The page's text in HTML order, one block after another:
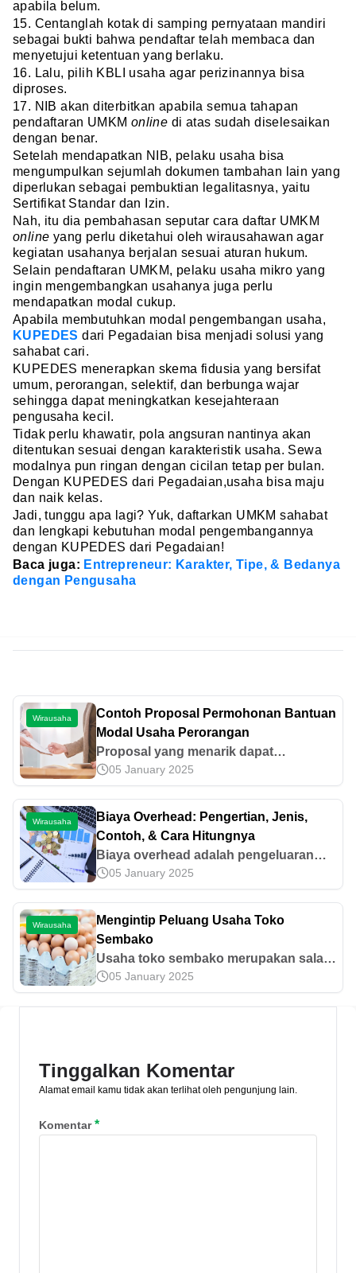
apabila belum.
15. Centanglah kotak di samping pernyataan mandiri
sebagai bukti bahwa pendaftar telah membaca dan
menyetujui ketentuan yang berlaku.
16. Lalu, pilih KBLI usaha agar perizinannya bisa
diproses.
17. NIB akan diterbitkan apabila semua tahapan
pendaftaran UMKM online di atas sudah diselesaikan
dengan benar.
Setelah mendapatkan NIB, pelaku usaha bisa
mengumpulkan sejumlah dokumen tambahan lain yang
diperlukan sebagai pembuktian legalitasnya, yaitu
Sertifikat Standar dan Izin.
Nah, itu dia pembahasan seputar cara daftar UMKM
online yang perlu diketahui oleh wirausahawan agar
kegiatan usahanya berjalan sesuai aturan hukum.
Selain pendaftaran UMKM, pelaku usaha mikro yang
ingin mengembangkan usahanya juga perlu
mendapatkan modal cukup.
Apabila membutuhkan modal pengembangan usaha,
KUPEDES dari Pegadaian bisa menjadi solusi yang
sahabat cari.
KUPEDES menerapkan skema fidusia yang bersifat
umum, perorangan, selektif, dan berbunga wajar
sehingga dapat meningkatkan kesejahteraan
pengusaha kecil.
Tidak perlu khawatir, pola angsuran nantinya akan
ditentukan sesuai dengan karakteristik usaha. Sewa
modalnya pun ringan dengan cicilan tetap per bulan.
Dengan KUPEDES dari Pegadaian,usaha bisa maju
dan naik kelas.
Jadi, tunggu apa lagi? Yuk, daftarkan UMKM sahabat
dan lengkapi kebutuhan modal pengembangannya
dengan KUPEDES dari Pegadaian!
Baca juga: Entrepreneur: Karakter, Tipe, & Bedanya
dengan Pengusaha
Wirausaha
Contoh Proposal Permohonan Bantuan
Modal Usaha Perorangan
Proposal yang menarik dapat
membantumu mendapatkan modal .
Inilah contoh proposal permohonan
bantuan modal usaha perorangan yang
perlu diketahui.
05 January 2025
Wirausaha
Biaya Overhead: Pengertian, Jenis,
Contoh, & Cara Hitungnya
Biaya overhead adalah pengeluaran
dalam kegiatan wirausaha yang tidak
berhubungan langsung dengan proses
produksi. Mari simak selengkapnya di
sini.
05 January 2025
Wirausaha
Mengintip Peluang Usaha Toko
Sembako
Usaha toko sembako merupakan salah
satu peluang yang senantiasa
berkembang. Yuk kita intip peluang
05 January 2025
Tinggalkan Komentar
Alamat email kamu tidak akan terlihat oleh pengunjung lain.
Komentar*